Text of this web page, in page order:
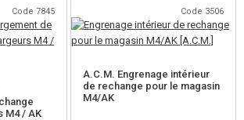
RÉPLIQUE
UPGRADE
AEG
Code 7845
M4 / AK
Code 3506
A.C.M. Engrenage intérieur
de rechange pour le magasin
M4/AK